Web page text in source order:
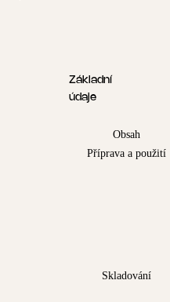
Základní
údaje
Obsah
Příprava a použití
Skladování